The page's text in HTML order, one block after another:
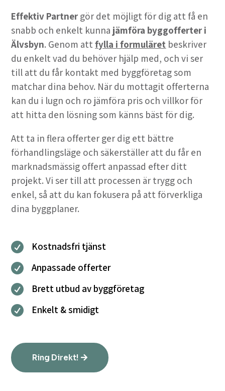
Effektiv Partner gör det möjligt för dig att få en
snabb och enkelt kunna jämföra byggofferter i
Älvsbyn. Genom attfylla i formuläret beskriver
du enkelt vad du behöver hjälp med, och vi ser
till att du får kontakt med byggföretag som
matchar dina behov. När du mottagit offerterna
kan du i lugn och ro jämföra pris och villkor för
att hitta den lösning som känns bäst för dig.
Att ta in flera offerter ger dig ett bättre
förhandlingsläge och säkerställer att du får en
marknadsmässig offert anpassad efter ditt
projekt. Vi ser till att processen är trygg och
enkel, så att du kan fokusera på att förverkliga
dina byggplaner.
 Kostnadsfri tjänst
 Anpassade offerter
 Brett utbud av byggföretag
 Enkelt & smidigt
Ring Direkt!